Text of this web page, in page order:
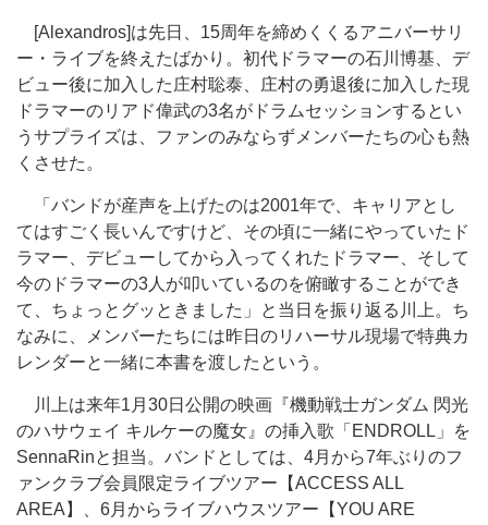
[Alexandros]は先日、15周年を締めくくるアニバーサリ
ー・ライブを終えたばかり。初代ドラマーの石川博基、デ
ビュー後に加入した庄村聡泰、庄村の勇退後に加入した現
ドラマーのリアド偉武の3名がドラムセッションするとい
うサプライズは、ファンのみならずメンバーたちの心も熱
くさせた。
「バンドが産声を上げたのは2001年で、キャリアとし
てはすごく長いんですけど、その頃に一緒にやっていたド
ラマー、デビューしてから入ってくれたドラマー、そして
今のドラマーの3人が叩いているのを俯瞰することができ
て、ちょっとグッときました」と当日を振り返る川上。ち
なみに、メンバーたちには昨日のリハーサル現場で特典カ
レンダーと一緒に本書を渡したという。
川上は来年1月30日公開の映画『機動戦士ガンダム 閃光
のハサウェイ キルケーの魔女』の挿入歌「ENDROLL」を
SennaRinと担当。バンドとしては、4月から7年ぶりのフ
ァンクラブ会員限定ライブツアー【ACCESS ALL
AREA】、6月からライブハウスツアー【YOU ARE